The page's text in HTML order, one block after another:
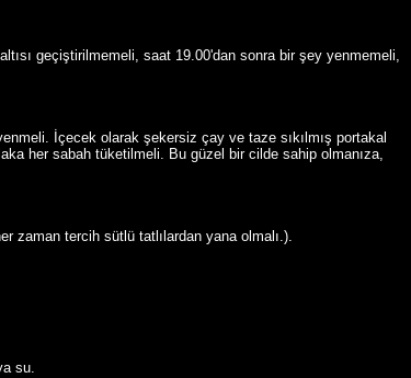
geçiştirilmemeli, saat 19.00'dan sonra bir şey yenmemeli,
İçecek olarak şekersiz çay ve taze sıkılmış portakal
her sabah tüketilmeli. Bu güzel bir cilde sahip olmanıza,
zaman tercih sütlü tatlılardan yana olmalı.).
su.